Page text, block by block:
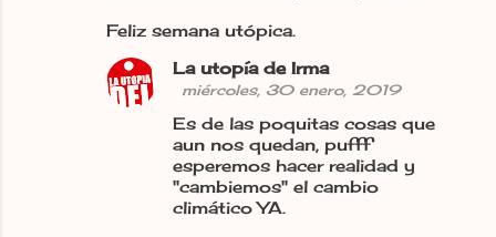
Feliz semana utópica.
La utopía de Irma
miércoles, 30 enero, 2019
Es de las poquitas cosas que
aun nos quedan, pufff
esperemos hacer realidad y
"cambiemos" el cambio
climático YA.